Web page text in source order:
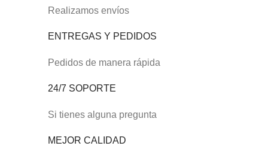
Realizamos envíos
ENTREGAS Y PEDIDOS
Pedidos de manera rápida
24/7 SOPORTE
Si tienes alguna pregunta
MEJOR CALIDAD